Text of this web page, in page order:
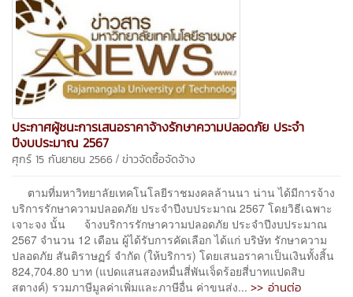
ประกาศผู้ชนะการเสนอราคาจ้างรักษาความปลอดภัย ประจำ
ปีงบประมาณ 2567
ศุกร์ 15 กันยายน 2566 / ข่าวจัดซื้อจัดจ้าง
ตามที่มหาวิทยาลัยเทคโนโลยีราชมงคลล้านนา น่าน ได้มีการจ้าง
บริการรักษาความปลอดภัย ประจำปีงบประมาณ 2567 โดยวิธีเฉพาะ
เจาะจง นั้น จ้างบริการรักษาความปลอดภัย ประจำปีงบประมาณ
2567 จำนวน 12 เดือน ผู้ได้รับการคัดเลือก ได้แก่ บริษัท รักษาความ
ปลอดภัย สันติราษฏร์ จำกัด (ให้บริการ) โดยเสนอราคาเป็นเงินทั้งสิ้น
824,704.80 บาท (แปดแสนสองหมื่นสี่พันเจ็ดร้อยสี่บาทแปดสิบ
สตางค์) รวมภาษีมูลค่าเพิ่มและภาษีอื่น ค่าขนส่ง... >> อ่านต่อ